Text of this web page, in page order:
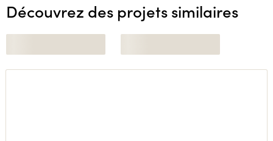
Découvrez des projets similaires